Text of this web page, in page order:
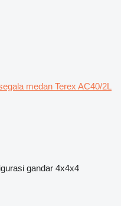
medan Terex AC40/2L
gandar 4x4x4